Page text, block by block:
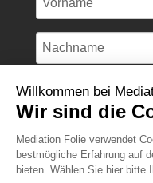
Anmelden
Willkommen bei
Wir sind die
Mediation Folie verwendet
bestmögliche Erfahrung auf
bieten. Wählen Sie hier bitte